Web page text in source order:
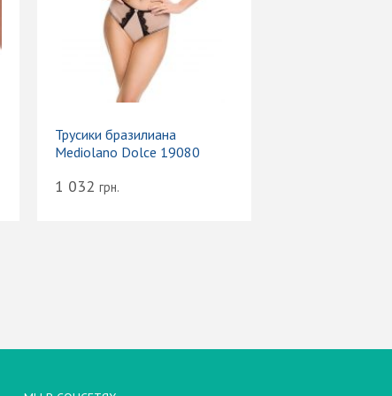
Трусики бразилиана
Mediolano Dolce 19080
1 032грн.